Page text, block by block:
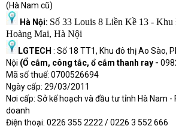
(Hà Nam cũ)
Hà Nội: Số 33 Louis 8 Liền Kề 13 -
Hoàng Mai, Hà Nội
LGTECH : Số 18 TT1, Khu đô thị Ao Sào,
Nội (Ổ cắm, công tắc, ổ cắm thanh ray -
Mã số thuế: 0700526694
Ngày cấp: 29/03/2011
Nơi cấp: Sở kế hoạch và đầu tư tỉnh Hà Nam
doanh
Điện thoại: 0226 355 2222 / 0226 3 552 666